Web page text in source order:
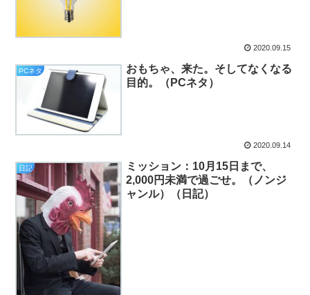
2020.09.15
PCネタ
おもちゃ、来た。そしてなくなる
目的。（PCネタ）
2020.09.14
日記
ミッション：10月15日まで、
2,000円未満で過ごせ。（ノンジ
ャンル）（日記）